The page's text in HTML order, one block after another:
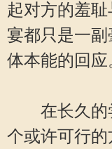
起对方的羞
宴都只是一
体本能的回应
在长久的
个或许可行